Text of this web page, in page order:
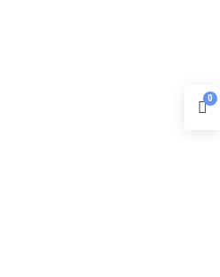
0